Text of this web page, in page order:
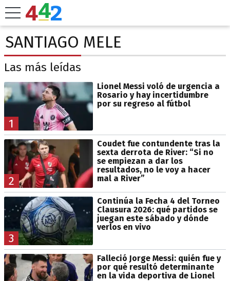
SANTIAGO MELE
Las más leídas
1
Lionel Messi voló de urgencia a
Rosario y hay incertidumbre
por su regreso al fútbol
2
Coudet fue contundente tras la
sexta derrota de River: “Si no
se empiezan a dar los
resultados, no le voy a hacer
mal a River”
3
Continúa la Fecha 4 del Torneo
Clausura 2026: qué partidos se
juegan este sábado y dónde
verlos en vivo
Falleció Jorge Messi: quién fue y
por qué resultó determinante
en la vida deportiva de Lionel